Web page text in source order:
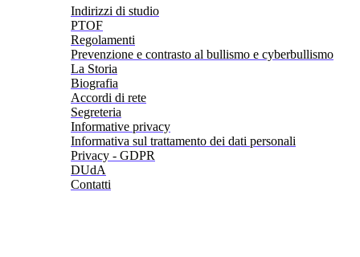
Indirizzi di studio
PTOF
Regolamenti
Prevenzione e contrasto al bullismo e cyberbullismo
La Storia
Biografia
Accordi di rete
Segreteria
Informative privacy
Informativa sul trattamento dei dati personali
Privacy - GDPR
DUdA
Contatti